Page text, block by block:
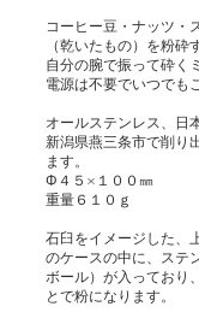
コーヒー豆・ナッツ・
（乾いたもの）を粉砕
自分の腕で振って砕く
電源は不要でいつでも
オールステンレス、日
新潟県燕三条市で削り
ます。
Φ４５×１００㎜
重量６１０ｇ
石臼をイメージした、
のケースの中に、ステ
ボール）が入っており
とで粉になります。